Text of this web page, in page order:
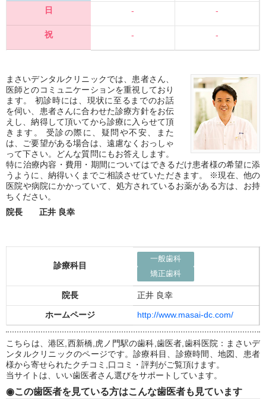
日
祝
-
-
-
-
まさいデンタルクリニックでは、患者さん、
医師とのコミュニケーションを重視しており
ます。 初診時には、現状に至るまでのお話
を伺い、患者さんに合わせた診療方針をお伝
えし、納得して頂いてから診療に入らせて頂
きます。 受診の際に、疑問や不安、また
は、ご要望がある場合は、遠慮なくおっしゃ
って下さい。どんな質問にもお答えします。
特に治療内容・費用・期間についてはできるだけ患者様の希望に添
うように、納得いくまでご相談させていただきます。 ※現在、他の
医院や病院にかかっていて、処方されているお薬がある方は、お持
ちください。
院長 正井 良幸
診療科目
一般歯科
矯正歯科
院長 正井 良幸
ホームページ http://www.masai-dc.com/
こちらは、港区,西新橋,虎ノ門駅の歯科,歯医者,歯科医院：まさいデ
ンタルクリニックのページです。診療科目、診療時間、地図、患者
様から寄せられたクチコミ,口コミ・評判がご覧頂けます。
当サイトは、いい歯医者さん選びをサポートしています。
◉この歯医者を見ている方はこんな歯医者も見ています